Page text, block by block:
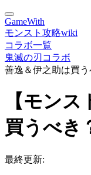
GameWith
モンスト攻略wiki
コラボ一覧
鬼滅の刃コラボ
善逸＆伊之助は買う
【モン
買うべき
最終更新: